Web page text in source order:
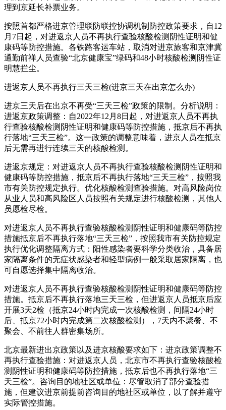
理到京延长补票业务。
按照首都严格进京管理联防联控协调机制防控政策要求，自12
月7日起，对进返京人员不再执行查验核酸检测阴性证明和健
康码等防控措施。各铁路客运车站，取消对进京旅客和京津冀
通勤前禅人员查验“北京健康宝”绿码和48小时核酸检测阴性证
明慧拦尘。
进返京人员不再执行三天三检(进京三天在出京怎么办)
进京三天后在出京不再受“三天三检”政策的限制。分析说明：
进返京政策调整：自2022年12月8日起，对进返京人员不再执
行查验核酸检测阴性证明和健康码等防控措施，抵京后不再执
行落地“三天三检”。这一政策的调整意味着，进京人员在抵京
后无需再进行连续三天的核酸检测。
进返京规定：对进返京人员不再执行查验核酸检测阴性证明和
健康码等防控措施，抵京后不再执行落地“三天三检”，按照我
市有关防控规定执行。优化核酸检测查验措施。对高风险岗位
从业人员和高风险区人员按照有关规定进行核酸检测，其他人
员愿检尽检。
对进返京人员不再执行查验核酸检测阴性证明和健康码等防控
措施抵京后不再执行落地“三天三检”，按照我市有关防控规定
执行优化调整隔离方式：阳性感染者要科学分类收治，具备居
家隔离条件的无症状感染者和轻型病例一般采取居家隔离，也
可自愿选择集中隔离收治。
对进返京人员不再执行查验核酸检测阴性证明和健康码等防控
措施。抵京后不再执行落地三天三检，但进返京人员抵京后应
开展3天2检（抵京24小时内完成一次核酸检测，间隔24小时
后、抵京72小时内完成第二次核酸检测），7天内不聚餐、不
聚会、不前往人群密集场所。
北京最新进出京政策以及进京核酸要求如下：进京政策调整不
再执行查验措施：对进返京人员，北京市不再执行查验核酸检
测阴性证明和健康码等防控措施，抵京后也不再执行落地“三
天三检”。咨询目的地社区或单位：尽管取消了部分查验措
施，但建议进京前提前咨询目的地社区或单位，以了解并遵守
实际管控措施。